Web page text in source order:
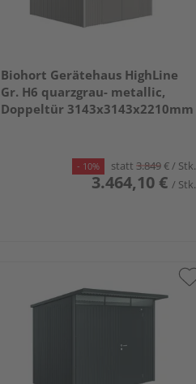
Biohort Gerätehaus HighLine
Gr. H6 quarzgrau- metallic,
Doppeltür 3143x3143x2210mm
- 10% statt 3.849€/ Stk.
3.464,10 € / Stk.